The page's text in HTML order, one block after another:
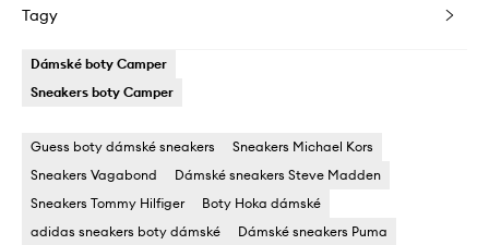
Tagy
Dámské boty Camper
Sneakers boty Camper
Guess boty dámské sneakers
Sneakers Michael Kors
Sneakers Vagabond
Dámské sneakers Steve Madden
Sneakers Tommy Hilfiger
Boty Hoka dámské
adidas sneakers boty dámské
Dámské sneakers Puma